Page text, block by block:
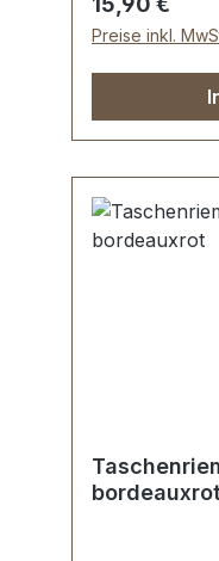
Preise inkl.
bordeauxrot